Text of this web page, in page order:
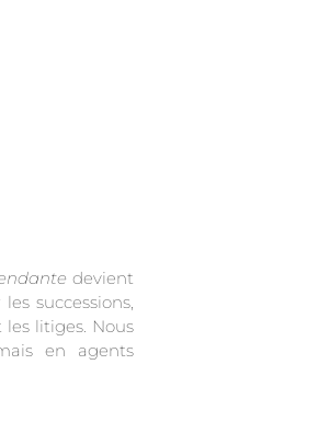
devient
successions,
les litiges. Nous
en agents